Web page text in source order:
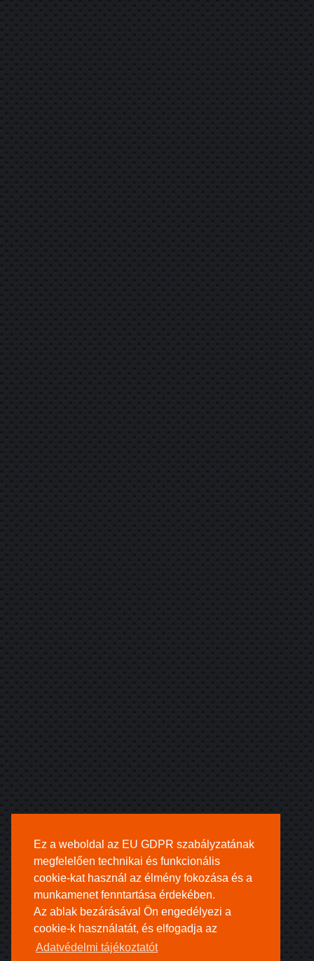
Ez a weboldal az EU GDPR szabályzatának
megfelelően technikai és funkcionális
cookie-kat használ az élmény fokozása és a
munkamenet fenntartása érdekében.
Az ablak bezárásával Ön engedélyezi a
cookie-k használatát, és elfogadja az
Adatvédelmi tájékoztatót